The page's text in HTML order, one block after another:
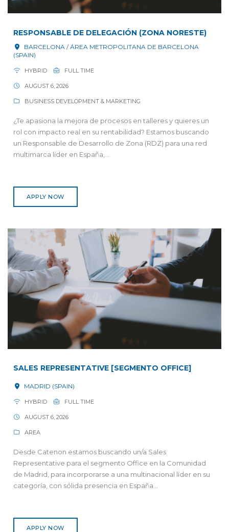
RESPONSABLE DE DELEGACIÓN (ZONA NORESTE)
BARCELONA / ÁREA METROPOLITANA DE BARCELONA
(SPAIN)
HYBRID FULL TIME
AUGUST 6, 2026
BUSINESS DEVELOPMENT & MARKETING
¿Te apasiona la mejora de procesos en talleres y quieres un
rol con impacto real en su rentabilidad? Estamos buscando
un Responsable de Desarrollo de Zona (RDZ) para una red
multimarca líder en España,...
APPLY NOW
SALES REPRESENTATIVE [SEGMENTO OFFICE]
MADRID (SPAIN)
HYBRID FULL TIME
AUGUST 6, 2026
AREA
Desde Catenon estamos buscando un/a Sales
Representative para el segmento Office en la Comunidad
de Madrid, para incorporarse a una multinacional líder en su
categoría, con sólida presencia en España...
APPLY NOW